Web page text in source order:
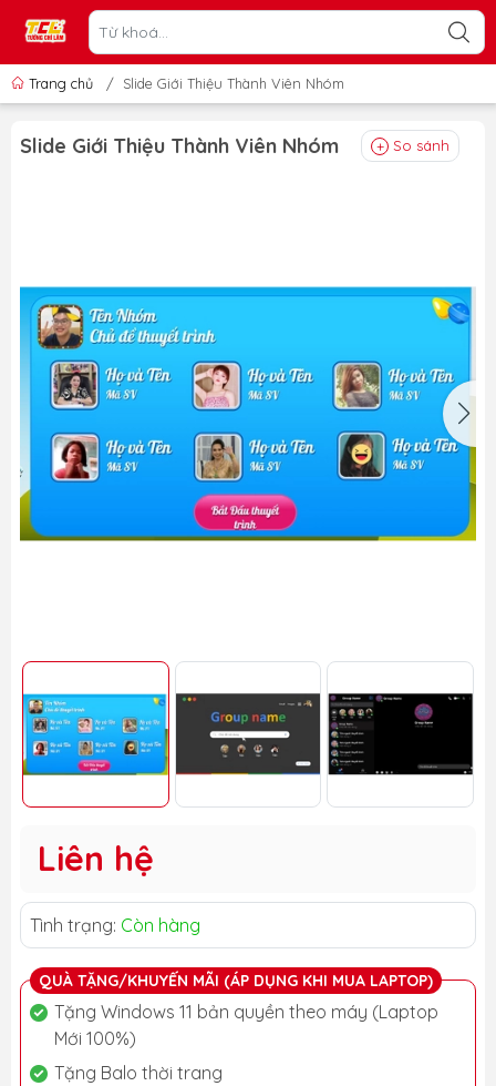
Trang chủ / Slide Giới Thiệu Thành Viên Nhóm
Slide Giới Thiệu Thành Viên Nhóm So sánh
Liên hệ
Tình trạng: Còn hàng
QUÀ TẶNG/KHUYẾN MÃI (ÁP DỤNG KHI MUA LAPTOP)
Tặng Windows 11 bản quyền theo máy (Laptop
Mới 100%)
Tặng Balo thời trang